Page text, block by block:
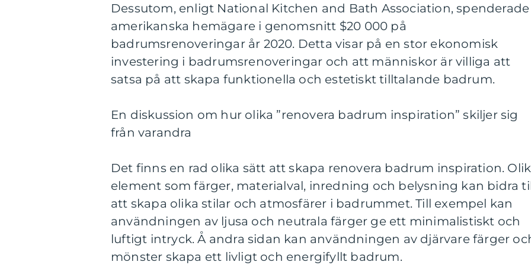
Dessutom, enligt National Kitchen and Bath Association, spenderade
amerikanska hemägare i genomsnitt $20 000 på
badrumsrenoveringar år 2020. Detta visar på en stor ekonomisk
investering i badrumsrenoveringar och att människor är villiga att
satsa på att skapa funktionella och estetiskt tilltalande badrum.
En diskussion om hur olika ”renovera badrum inspiration” skiljer sig
från varandra
Det finns en rad olika sätt att skapa renovera badrum inspiration.
element som färger, materialval, inredning och belysning kan bidra
att skapa olika stilar och atmosfärer i badrummet. Till exempel kan
användningen av ljusa och neutrala färger ge ett minimalistiskt och
luftigt intryck. Å andra sidan kan användningen av djärvare färger
mönster skapa ett livligt och energifyllt badrum.